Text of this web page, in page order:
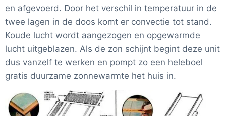
en afgevoerd. Door het verschil in temperatuur in de
twee lagen in de doos komt er convectie tot stand.
Koude lucht wordt aangezogen en opgewarmde
lucht uitgeblazen. Als de zon schijnt begint deze unit
dus vanzelf te werken en pompt zo een heleboel
gratis duurzame zonnewarmte het huis in.